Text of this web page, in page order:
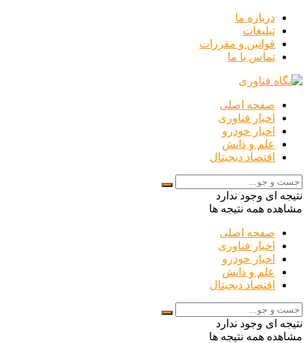
درباره ما
تبلیغات
قوانین و مقررات
تماس با ما
صفحه اصلی
اخبار فناوری
اخبار خودرو
علم و دانش
اقتصاد دیجیتال
نتیجه ای وجود ندارد
مشاهده همه نتیجه ها
صفحه اصلی
اخبار فناوری
اخبار خودرو
علم و دانش
اقتصاد دیجیتال
نتیجه ای وجود ندارد
مشاهده همه نتیجه ها